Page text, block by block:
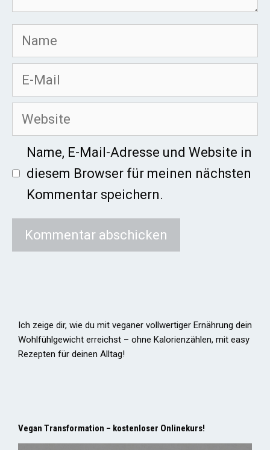
Name
E-
Mail
Website
Name, E-Mail-Adresse und Website in
diesem Browser für meinen nächsten
Kommentar speichern.
Ich zeige dir, wie du mit veganer vollwertiger Ernährung dein
Wohlfühlgewicht erreichst – ohne Kalorienzählen, mit easy
Rezepten für deinen Alltag!
Vegan Transformation – kostenloser Onlinekurs!